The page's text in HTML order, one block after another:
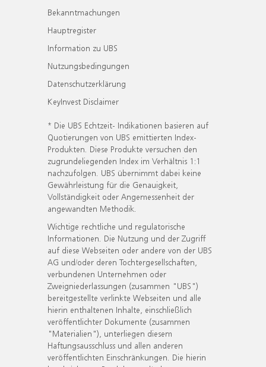
Bekanntmachungen
Hauptregister
Information zu UBS
Nutzungsbedingungen
Datenschutzerklärung
KeyInvest Disclaimer
* Die UBS Echtzeit- Indikationen basieren auf
Quotierungen von UBS emittierten Index-
Produkten. Diese Produkte versuchen den
zugrundeliegenden Index im Verhältnis 1:1
nachzufolgen. UBS übernimmt dabei keine
Gewährleistung für die Genauigkeit,
Vollständigkeit oder Angemessenheit der
angewandten Methodik.
Wichtige rechtliche und regulatorische
Informationen. Die Nutzung und der Zugriff
auf diese Webseiten oder andere von der UBS
AG und/oder deren Tochtergesellschaften,
verbundenen Unternehmen oder
Zweigniederlassungen (zusammen "UBS")
bereitgestellte verlinkte Webseiten und alle
hierin enthaltenen Inhalte, einschließlich
veröffentlichter Dokumente (zusammen
"Materialien"), unterliegen diesem
Haftungsausschluss und allen anderen
veröffentlichten Einschränkungen. Die hierin